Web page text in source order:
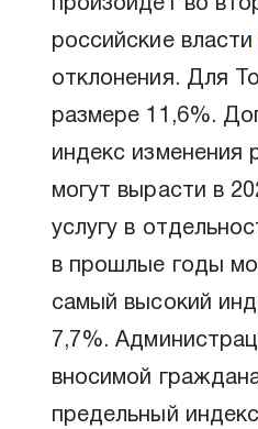
произойдет во
российские
отклонения. Для
размере 11,6%.
индекс изменения
могут вырасти в
услугу в
в прошлые годы
самый высокий
7,7%.
вносимой
предельный